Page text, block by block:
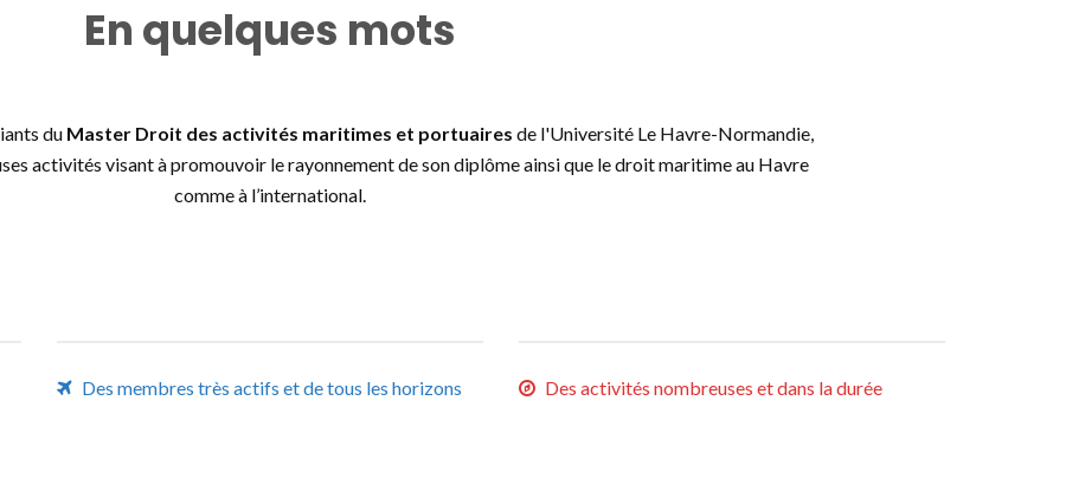
En quelques mots
du Master Droit des activités maritimes et portuaires de l'Université Le Havre-Normandie,
activités visant à promouvoir le rayonnement de son diplôme ainsi que le droit maritime au Havre
comme à l’international.
Des membres très actifs et de tous les horizons Des activités nombreuses et dans la durée